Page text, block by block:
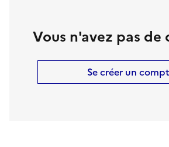
Vous n'avez pas de
Se créer un